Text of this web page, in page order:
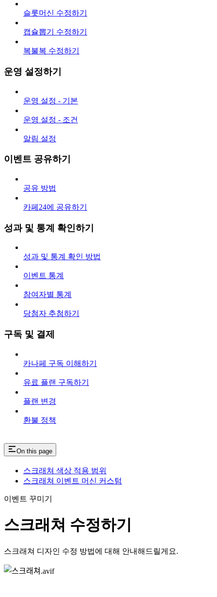
슬롯머신 수정하기
캡슐뽑기 수정하기
복불복 수정하기
운영 설정하기
운영 설정 - 기본
운영 설정 - 조건
알림 설정
이벤트 공유하기
공유 방법
카페24에 공유하기
성과 및 통계 확인하기
성과 및 통계 확인 방법
이벤트 통계
참여자별 통계
당첨자 추첨하기
구독 및 결제
카나페 구독 이해하기
유료 플랜 구독하기
플랜 변경
환불 정책
On this page
스크래쳐 색상 적용 범위
스크래쳐 이벤트 머신 커스텀
이벤트 꾸미기
스크래쳐 수정하기
스크래쳐 디자인 수정 방법에 대해 안내해드릴게요.